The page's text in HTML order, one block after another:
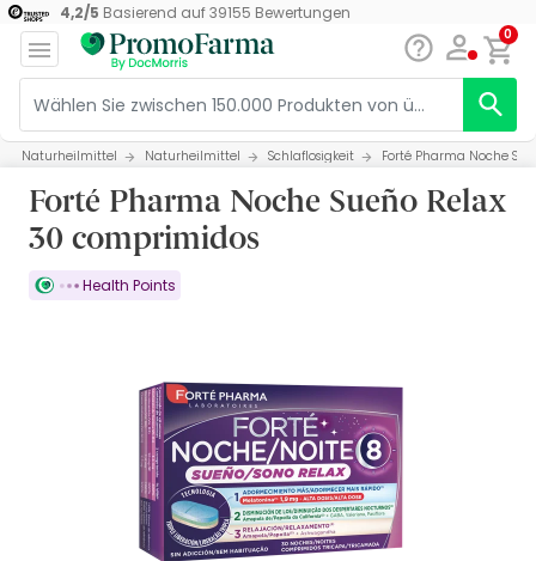
4,2/5 Basierend auf39155 Bewertungen
0
Naturheilmittel Naturheilmittel Schlaflosigkeit Forté Pharma Noche
Forté Pharma Noche Sueño Relax
30 comprimidos
Health Points